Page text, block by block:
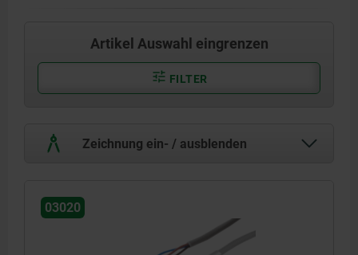
Artikel Auswahl eingrenzen
FILTER
Zeichnung ein- / ausblenden
03020